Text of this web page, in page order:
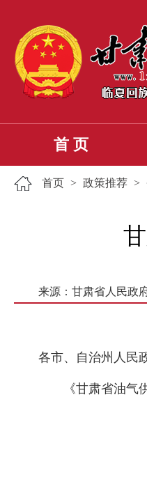
首 页
首页 > 政策推荐 >
来源：甘肃省人民政
各市、自治州人民
《甘肃省油